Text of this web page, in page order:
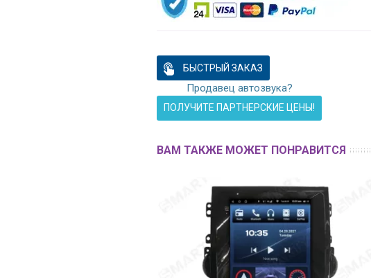
БЫСТРЫЙ ЗАКАЗ
Продавец автозвука?
ПОЛУЧИТЕ ПАРТНЕРСКИЕ ЦЕНЫ!
ВАМ ТАКЖЕ МОЖЕТ ПОНРАВИТСЯ